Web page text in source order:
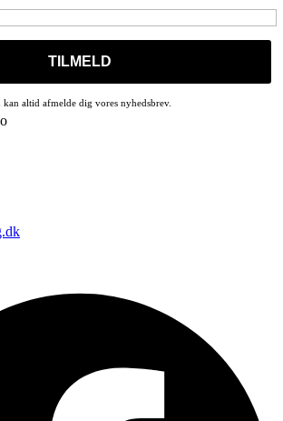
kan altid afmelde dig vores nyhedsbrev.